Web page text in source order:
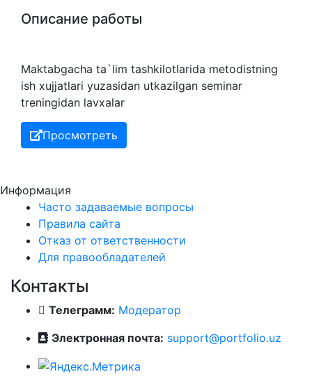
Описание работы
Maktabgacha ta`lim tashkilotlarida metodistning
ish xujjatlari yuzasidan utkazilgan seminar
treningidan lavxalar
Просмотреть
Информация
Часто задаваемые вопросы
Правила сайта
Отказ от ответственности
Для правообладателей
Контакты
Телеграмм: Модератор
Электронная почта: support@portfolio.uz